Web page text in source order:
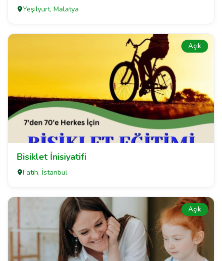
Yeşilyurt, Malatya
Açık
Bisiklet İnisiyatifi
Fatih, İstanbul
Açık